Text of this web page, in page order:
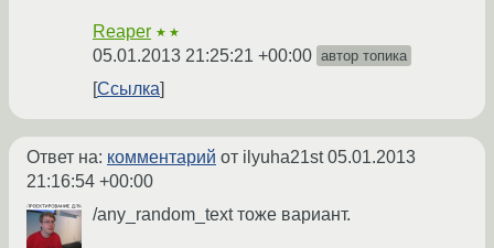
Reaper ★★
05.01.2013 21:25:21 +00:00 автор топика
Ссылка
Ответ на: комментарий от ilyuha21st05.01.2013
21:16:54 +00:00
/any_random_text тоже вариант.